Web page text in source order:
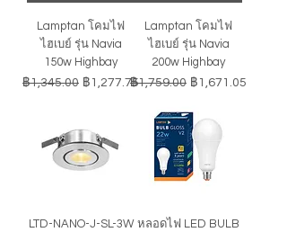
Lamptan โคมไฟ
ไฮเบย์ รุ่น Navia
150w Highbay
ราคาปกติ
฿1,345.00 ราคาขายลด
฿1,277.75
Lamptan โคมไฟ
ไฮเบย์ รุ่น Navia
200w Highbay
ราคาปกติ
฿1,759.00 ราคาขายลด
฿1,671.05
LTD-NANO-J-SL-3W หลอดไฟ LED BULB